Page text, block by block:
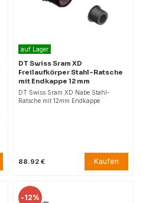
auf Lager
DT Swiss Sram XD
Freilaufkörper Stahl-Ratsche
mit Endkappe 12 mm
DT Swiss Sram XD Nabe Stahl-
Ratsche mit 12mm Endkappe
88.92 € Kaufen
-12%